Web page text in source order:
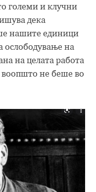
големи и клучни
дека
нашите единици
ослободување на
на целата работа
воопшто не беше во